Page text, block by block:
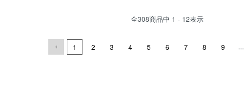
全308商品中 1 - 12表示
1 2 3 4 5 6 7 8 9 ...